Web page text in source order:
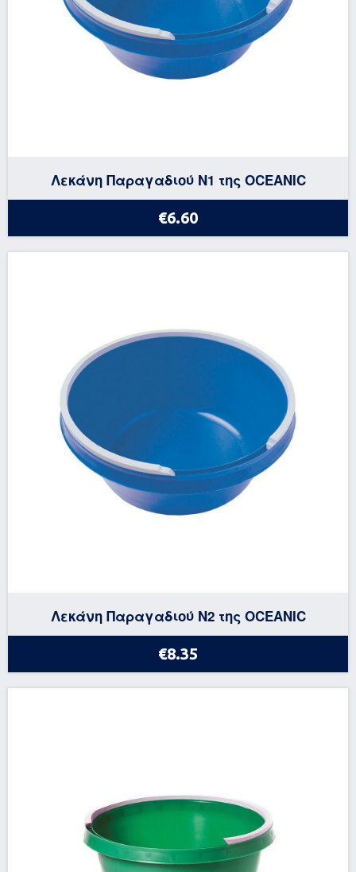
Λεκάνη Παραγαδιού Ν1 της OCEANIC
€6.60
Λεκάνη Παραγαδιού Ν2 της OCEANIC
€8.35